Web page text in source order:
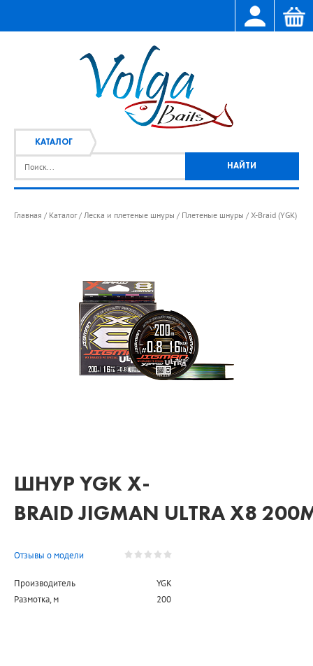
КАТАЛОГ
Главная / Каталог / Леска и плетеные шнуры / Плетеные шнуры / X-Braid (YGK)
ШНУР YGK X-
BRAID JIGMAN ULTRA X8
Отзывы о модели
Производитель
YGK
Размотка, м
200